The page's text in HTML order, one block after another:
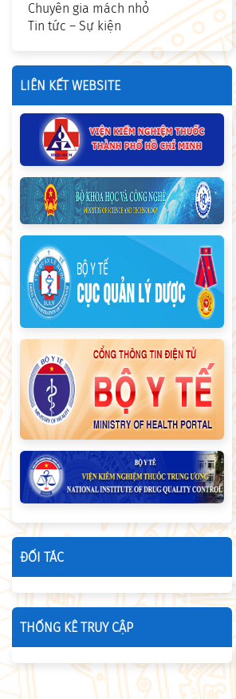
Chuyên gia mách nhỏ
Tin tức – Sự kiện
LIÊN KẾT WEBSITE
ĐỐI TÁC
THỐNG KÊ TRUY CẬP